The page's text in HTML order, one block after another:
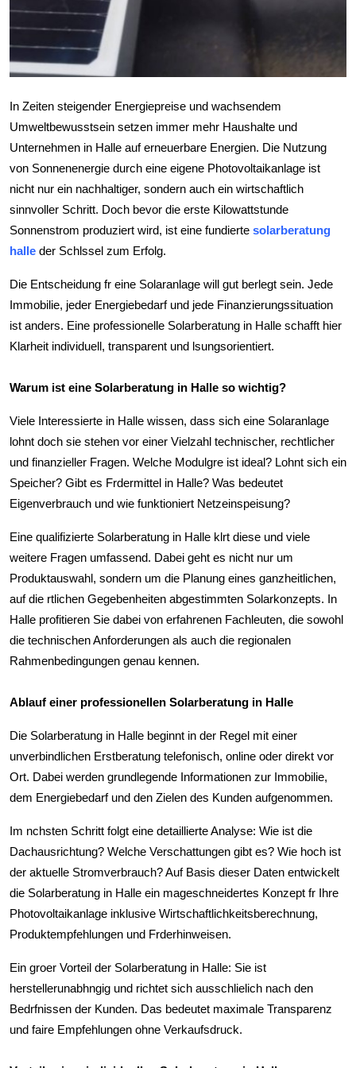
Top 10
How To
In Zeiten steigender Energiepreise und wachsendem
Umweltbewusstsein setzen immer mehr Haushalte und
Unternehmen in Halle auf erneuerbare Energien. Die Nutzung
von Sonnenenergie durch eine eigene Photovoltaikanlage ist
nicht nur ein nachhaltiger, sondern auch ein wirtschaftlich
sinnvoller Schritt. Doch bevor die erste Kilowattstunde
Sonnenstrom produziert wird, ist eine fundierte solarberatung
halle der Schlssel zum Erfolg.
Die Entscheidung fr eine Solaranlage will gut berlegt sein. Jede
Immobilie, jeder Energiebedarf und jede Finanzierungssituation
ist anders. Eine professionelle Solarberatung in Halle schafft hier
Klarheit individuell, transparent und lsungsorientiert.
Warum ist eine Solarberatung in Halle so wichtig?
Viele Interessierte in Halle wissen, dass sich eine Solaranlage
lohnt doch sie stehen vor einer Vielzahl technischer, rechtlicher
und finanzieller Fragen. Welche Modulgre ist ideal? Lohnt sich ein
Speicher? Gibt es Frdermittel in Halle? Was bedeutet
Eigenverbrauch und wie funktioniert Netzeinspeisung?
Eine qualifizierte Solarberatung in Halle klrt diese und viele
weitere Fragen umfassend. Dabei geht es nicht nur um
Produktauswahl, sondern um die Planung eines ganzheitlichen,
auf die rtlichen Gegebenheiten abgestimmten Solarkonzepts. In
Halle profitieren Sie dabei von erfahrenen Fachleuten, die sowohl
die technischen Anforderungen als auch die regionalen
Rahmenbedingungen genau kennen.
Ablauf einer professionellen Solarberatung in Halle
Die Solarberatung in Halle beginnt in der Regel mit einer
unverbindlichen Erstberatung telefonisch, online oder direkt vor
Ort. Dabei werden grundlegende Informationen zur Immobilie,
dem Energiebedarf und den Zielen des Kunden aufgenommen.
Im nchsten Schritt folgt eine detaillierte Analyse: Wie ist die
Dachausrichtung? Welche Verschattungen gibt es? Wie hoch ist
der aktuelle Stromverbrauch? Auf Basis dieser Daten entwickelt
die Solarberatung in Halle ein mageschneidertes Konzept fr Ihre
Photovoltaikanlage inklusive Wirtschaftlichkeitsberechnung,
Produktempfehlungen und Frderhinweisen.
Ein groer Vorteil der Solarberatung in Halle: Sie ist
herstellerunabhngig und richtet sich ausschlielich nach den
Bedrfnissen der Kunden. Das bedeutet maximale Transparenz
und faire Empfehlungen ohne Verkaufsdruck.